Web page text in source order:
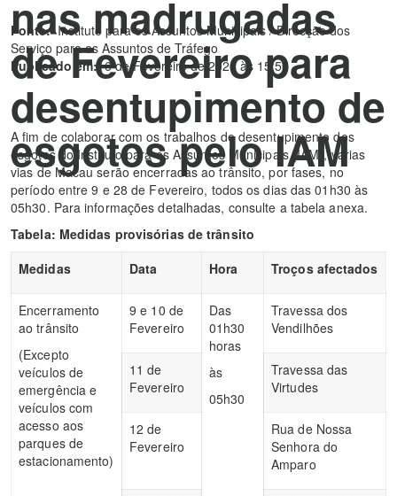
nas madrugadas
de Fevereiro para
desentupimento de
esgotos pelo IAM
Fonte: Instituto para os Assuntos Municipais / Direcção dos
Serviço para os Assuntos de Tráfego
Publicado em: 6 de Fevereiro de 2026 às 15:50
A fim de colaborar com os trabalhos de desentupimento dos
esgotos do Instituto para os Assuntos Municipais (IAM), várias
vias de Macau serão encerradas ao trânsito, por fases, no
período entre 9 e 28 de Fevereiro, todos os dias das 01h30 às
05h30. Para informações detalhadas, consulte a tabela anexa.
Tabela: Medidas provisórias de trânsito
Medidas
Data Hora Troços afectados
Encerramento
ao trânsito
(Excepto
veículos de
emergência e
veículos com
acesso aos
parques de
estacionamento)
9 e 10 de
Fevereiro
Das
01h30
horas
às
05h30
Travessa dos
Vendilhões
11 de
Fevereiro
Travessa das
Virtudes
12 de
Fevereiro
Rua de Nossa
Senhora do
Amparo